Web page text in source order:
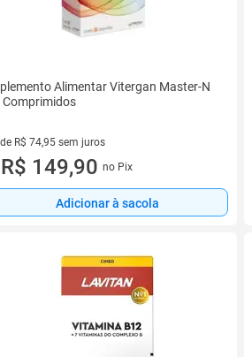
Alimentar Vitergan Master-N
Comprimidos
R$ 74,95 sem juros
de R$ 74,95 sem juros
R$ 149,90 no Pix
Adicionar à sacola